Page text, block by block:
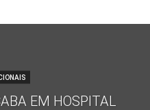
EM HOSPITAL